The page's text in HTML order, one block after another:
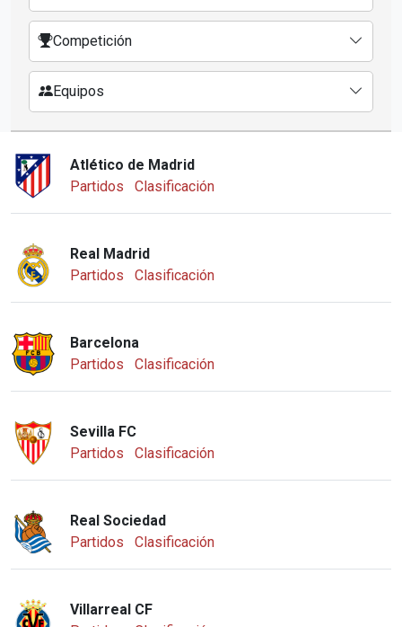
Competición
Equipos
Atlético de Madrid
Partidos
Clasificación
Real Madrid
Partidos
Clasificación
Barcelona
Partidos
Clasificación
Sevilla FC
Partidos
Clasificación
Real Sociedad
Partidos
Clasificación
Villarreal CF